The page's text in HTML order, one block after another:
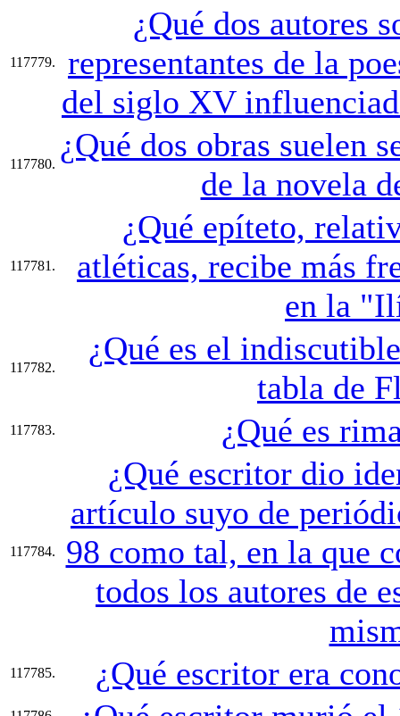
117779.
¿Qué dos autores
representantes de la
del siglo XV
117780.
¿Qué dos obras suelen
de la novela
117781.
¿Qué epíteto,
atléticas, recibe más
en la
117782.
¿Qué es el
tabla de
117783. ¿Qué es
117784.
¿Qué escritor dio
artículo suyo de
98 como tal, en la que
todos los autores de
117785. ¿Qué escritor era